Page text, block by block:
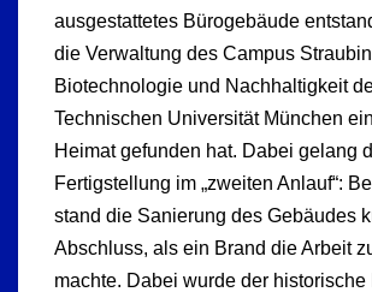
ausgestattetes Bürogebäude
die Verwaltung des Campus
Biotechnologie und Nachhaltigkeit
Technischen Universität München
Heimat gefunden hat. Dabei gelang
Fertigstellung im „zweiten Anlauf“:
stand die Sanierung des Gebäudes
Abschluss, als ein Brand die Arbeit
machte. Dabei wurde der historische